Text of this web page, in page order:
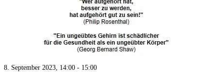
8. September 2023, 14:00 - 15:00